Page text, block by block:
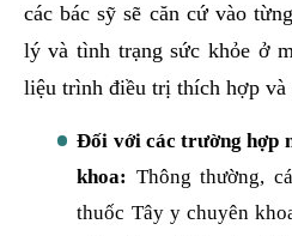
các bác sỹ sẽ căn cứ vào
lý và tình trạng sức khỏe ở
liệu trình điều trị thích hợp và
Đối với các trường hợp
khoa: Thông thường,
thuốc Tây y chuyên